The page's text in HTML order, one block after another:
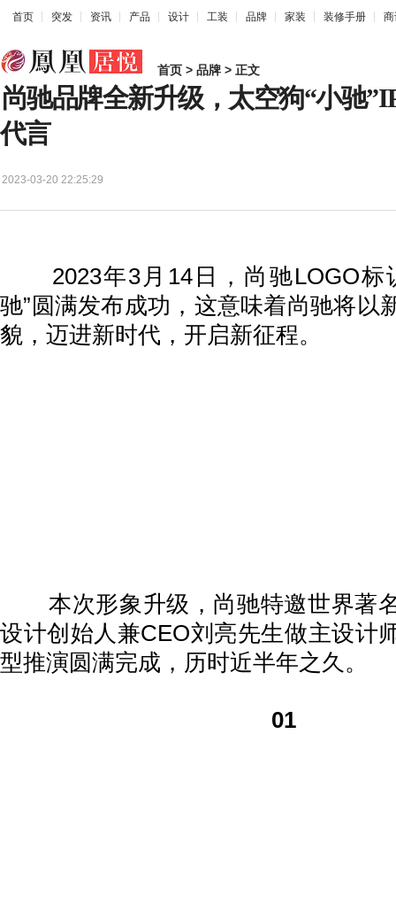
首页 突发 资讯 产品 设计 工装 品牌 家装 装修手册
首页 > 品牌 > 正文
尚驰品牌全新升级，太空狗“小驰
代言
2023-03-20 22:25:29
2023年3月14日，尚驰LOGO标
驰”圆满发布成功，这意味着尚驰将以
貌，迈进新时代，开启新征程。
本次形象升级，尚驰特邀世界著
设计创始人兼CEO刘亮先生做主设计
型推演圆满完成，历时近半年之久。
01